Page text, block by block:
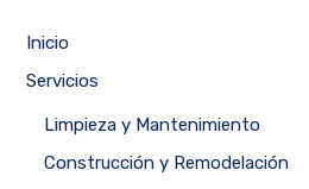
Inicio
Servicios
Limpieza y Mantenimiento
Construcción y Remodelación